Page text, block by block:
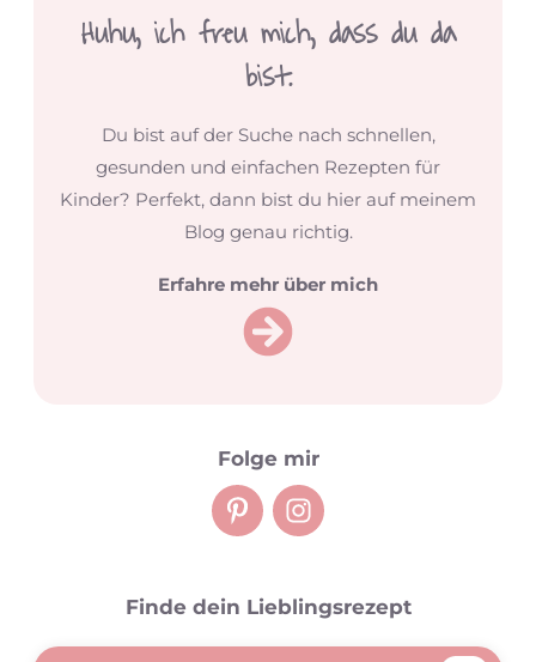
Huhu,ich freu mich, dass du da
bist.
Du bist auf der Suche nach schnellen,
gesunden und einfachen Rezepten für
Kinder? Perfekt, dann bist du hier auf meinem
Blog genau richtig.
Erfahre mehr über mich
Folge mir
Finde dein Lieblingsrezept